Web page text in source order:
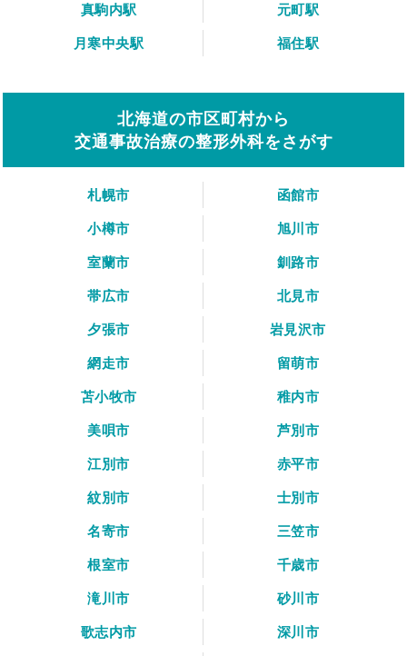
真駒内駅
元町駅
月寒中央駅
福住駅
北海道の市区町村から
交通事故治療の整形外科をさがす
札幌市
函館市
小樽市
旭川市
室蘭市
釧路市
帯広市
北見市
夕張市
岩見沢市
網走市
留萌市
苫小牧市
稚内市
美唄市
芦別市
江別市
赤平市
紋別市
士別市
名寄市
三笠市
根室市
千歳市
滝川市
砂川市
歌志内市
深川市